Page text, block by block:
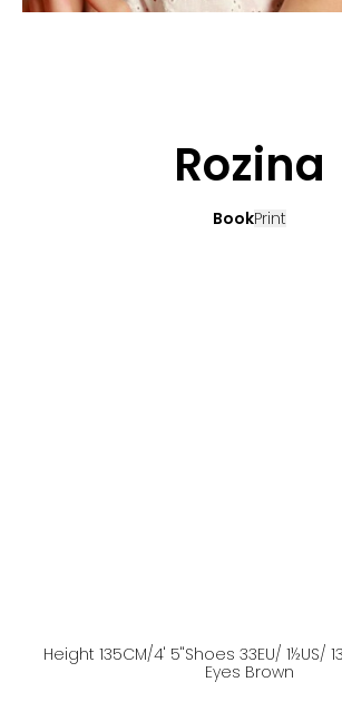
Rozina
BookPrint
Height 135CM/4' 5''Shoes 33EU/ 1½US/
Eyes Brown